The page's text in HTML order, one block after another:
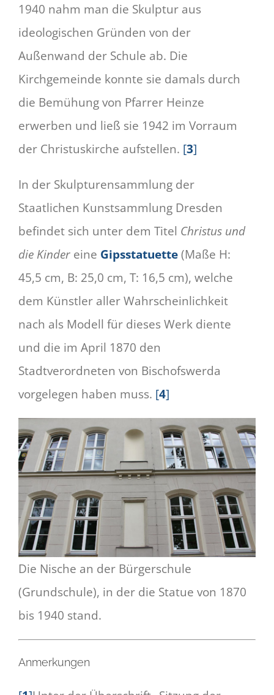
1940 nahm man die Skulptur aus
ideologischen Gründen von der
Außenwand der Schule ab. Die
Kirchgemeinde konnte sie damals durch
die Bemühung von Pfarrer Heinze
erwerben und ließ sie 1942 im Vorraum
der Christuskirche aufstellen. [3]
In der Skulpturensammlung der
Staatlichen Kunstsammlung Dresden
befindet sich unter dem Titel Christus und
die Kinder eine Gipsstatuette(Maße H:
45,5 cm, B: 25,0 cm, T: 16,5 cm), welche
dem Künstler aller Wahrscheinlichkeit
nach als Modell für dieses Werk diente
und die im April 1870 den
Stadtverordneten von Bischofswerda
vorgelegen haben muss. [4]
Die Nische an der Bürgerschule
(Grundschule), in der die Statue von 1870
bis 1940 stand.
Anmerkungen